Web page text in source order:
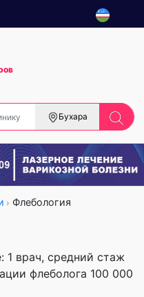
Бухара
Флебология
1 врач, cредний стаж
флеболога 100 000